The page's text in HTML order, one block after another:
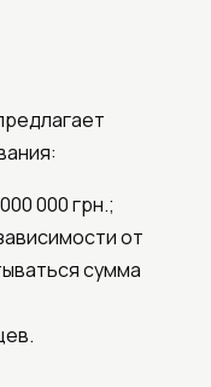
000 грн.;
от
сумма